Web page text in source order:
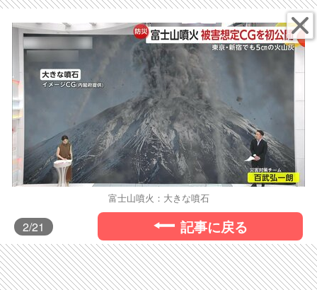
富士山噴火：大きな噴石
2/21 記事に戻る